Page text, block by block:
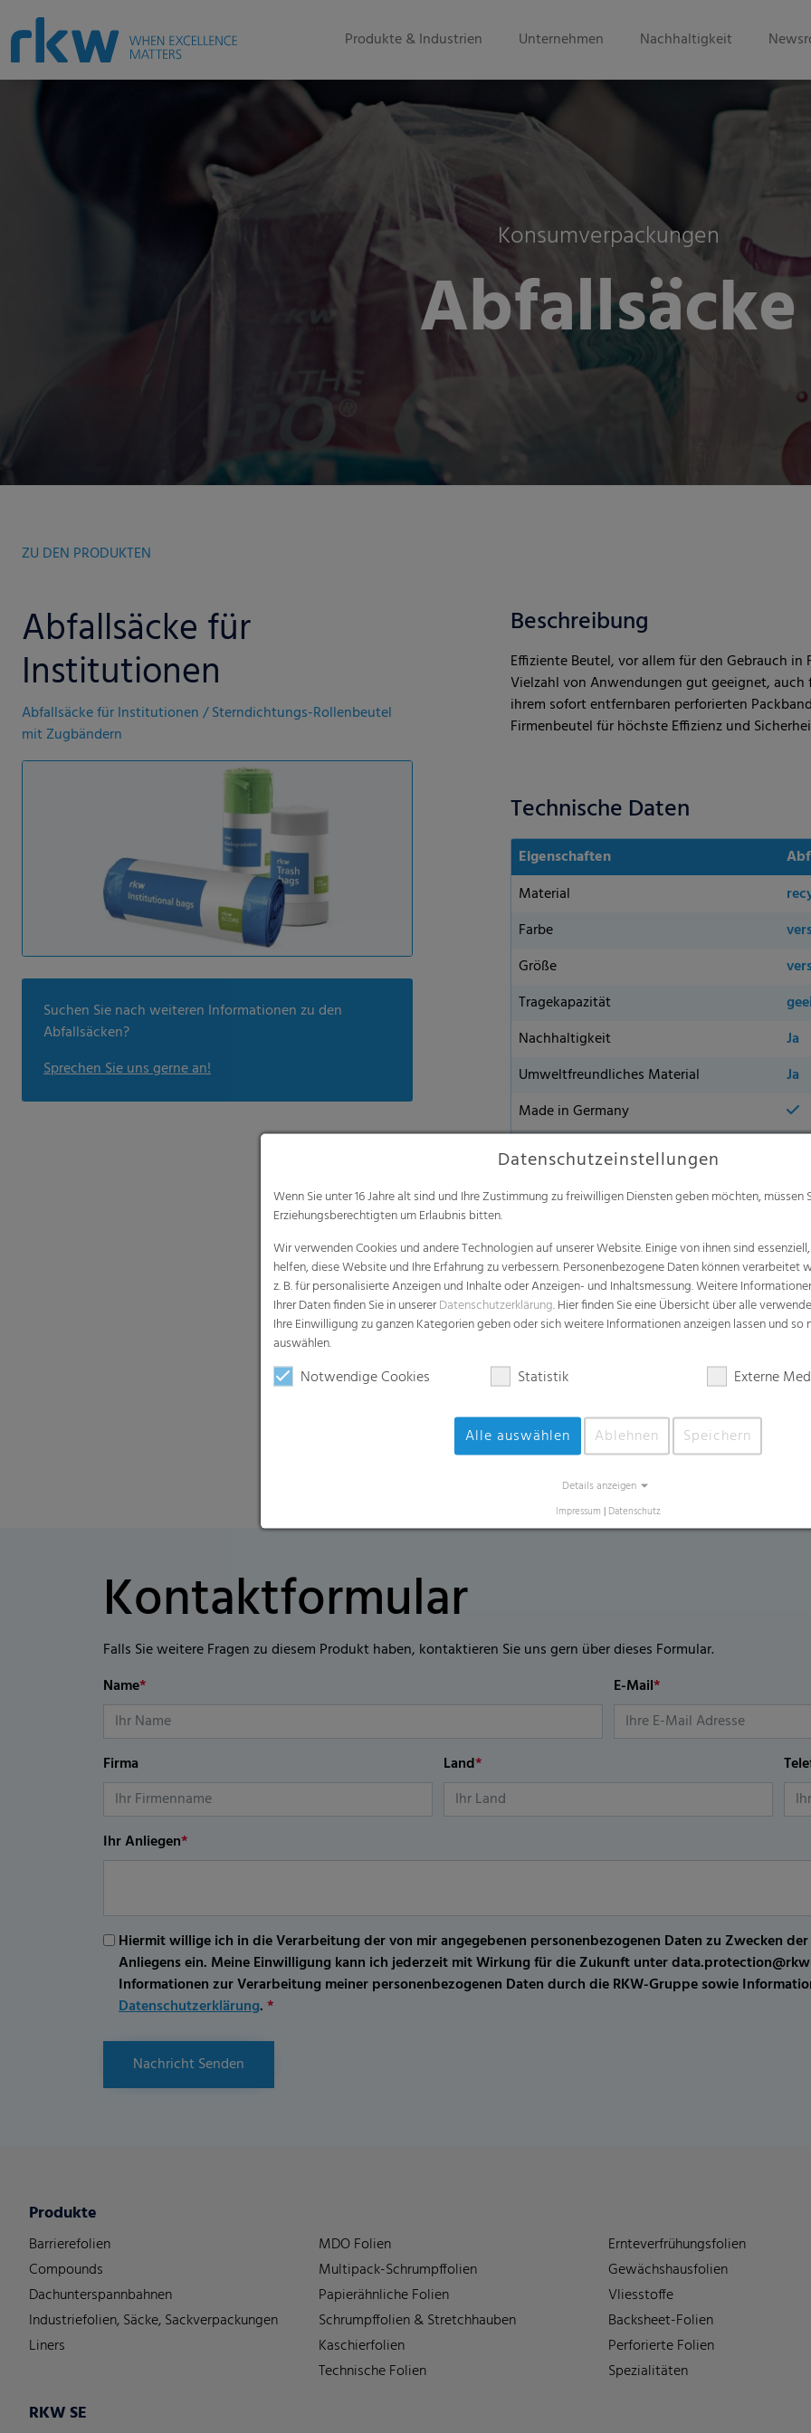
Produkte & Industrien Unternehmen Nachhaltigkeit
Konsumverpackungen
Abfallsäcke
ZU DEN PRODUKTEN
Abfallsäcke für
Institutionen
Abfallsäcke für Institutionen / Sterndichtungs-Rollenbeutel
mit Zugbändern
Suchen Sie nach weiteren Informationen zu den
Abfallsäcken?
Sprechen Sie uns gerne an!
Beschreibung
Effiziente Beutel, vor allem für den Gebrauch
Vielzahl von Anwendungen gut geeignet,
ihrem sofort entfernbaren perforierten
Firmenbeutel für höchste Effizienz und
Technische Daten
Eigenschaften
Material
Farbe
Größe
Tragekapazität
Nachhaltigkeit
Ja
Umweltfreundliches Material
Ja
Made in Germany
Erhältlich
Vorteile
Leicht zu öffnen für eine effiziente und
Leicht zu handhaben für schwere,
Bietet eine exzellente
Äußerst hohe Durchstoßfestigkeit und
Kontaktformular
Falls Sie weitere Fragen zu diesem Produkt haben, kontaktieren Sie uns gern über dieses Formular.
Name* E-Mail*
Firma Land*
Ihr Anliegen*
Hiermit willige ich in die Verarbeitung der von mir angegebenen personenbezogenen Daten zu Zwecken
Anliegens ein. Meine Einwilligung kann ich jederzeit mit Wirkung für die Zukunft unter
Informationen zur Verarbeitung meiner personenbezogenen Daten durch die RKW-Gruppe sowie
Datenschutzerklärung.*
Nachricht Senden
Datenschutzeinstellungen
Wenn Sie unter 16 Jahre alt sind und Ihre Zustimmung zu freiwilligen Diensten geben möchten, müssen
Erziehungsberechtigten um Erlaubnis bitten.
Wir verwenden Cookies und andere Technologien auf unserer Website. Einige von ihnen sind
helfen, diese Website und Ihre Erfahrung zu verbessern. Personenbezogene Daten können verarbeitet
z. B. für personalisierte Anzeigen und Inhalte oder Anzeigen- und Inhaltsmessung. Weitere
Ihrer Daten finden Sie in unsererDatenschutzerklärung. Hier finden Sie eine Übersicht über alle
Ihre Einwilligung zu ganzen Kategorien geben oder sich weitere Informationen anzeigen lassen und so
auswählen.
Notwendige Cookies Statistik Externe
Alle auswählen Ablehnen Speichern
Details anzeigen
Impressum | Datenschutz
Produkte
Barrierefolien
Compounds
Dachunterspannbahnen
Industriefolien, Säcke, Sackverpackungen
Liners
MDO Folien
Multipack-Schrumpffolien
Papierähnliche Folien
Schrumpffolien & Stretchhauben
Kaschierfolien
Technische Folien
Ernteverfrühungsfolien
Gewächshausfolien
Vliesstoffe
Backsheet-Folien
Perforierte Folien
Spezialitäten
RKW SE